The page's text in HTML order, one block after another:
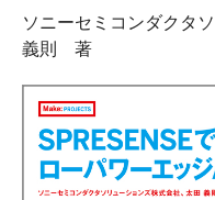
ソニーセミコンダクタ
義則 著